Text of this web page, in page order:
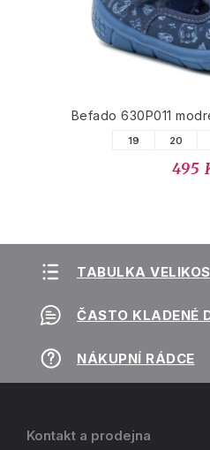
Befado 630P011
19 20
495
TABULKA
ČASTO KLADENÉ
NÁKUPNÍ RÁDCE
Kontakt a prodejna